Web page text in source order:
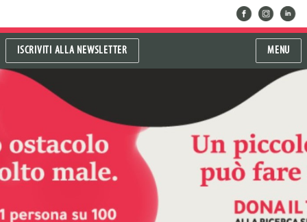
facebookinstragram
linkedin
ISCRIVITI ALLA NEWSLETTER MENU